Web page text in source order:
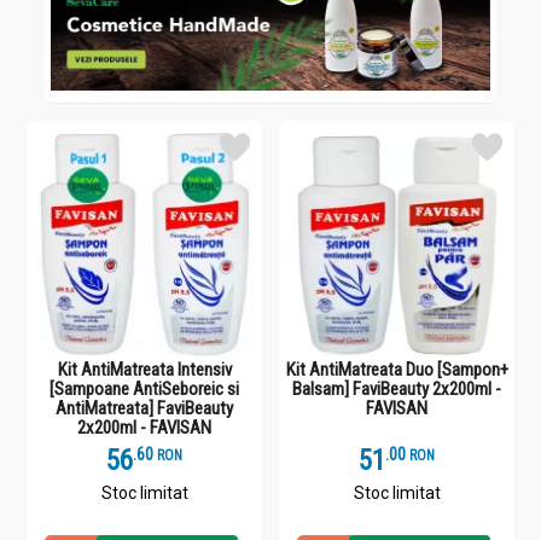
Kit AntiMatreata Intensiv
[Sampoane AntiSeboreic si
AntiMatreata] FaviBeauty
2x200ml - FAVISAN
56.6 RON
Stoc limitat
Kit AntiMatreata Duo [Sampon+
Balsam] FaviBeauty 2x200ml -
FAVISAN
51 .0 RON
Stoc limitat